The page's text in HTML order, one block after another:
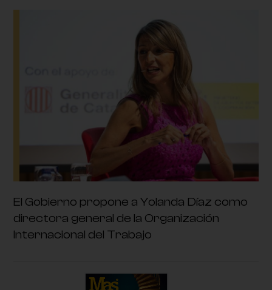
El Gobierno propone a Yolanda Díaz como
directora general de la Organización
Internacional del Trabajo